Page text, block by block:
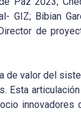
GIZ; Bibian
de
de valor del
Esta
innovadores